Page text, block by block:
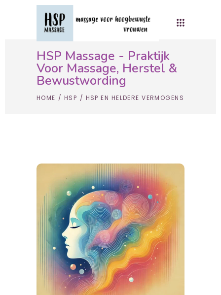
HSP Massage - Praktijk
Voor Massage, Herstel &
Bewustwording
HOME / HSP / HSP EN HELDERE VERMOGENS